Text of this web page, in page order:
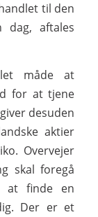
til den
aftales
måde at
for at tjene
desuden
aktier
Overvejer
skal foregå
at finde en
Der er et